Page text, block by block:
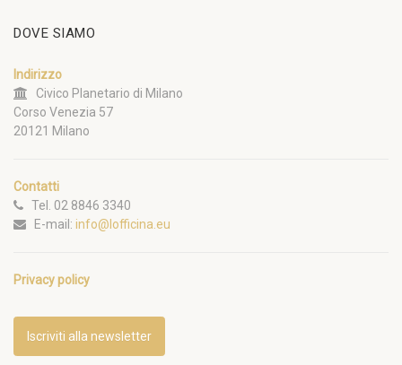
DOVE SIAMO
Indirizzo
Civico Planetario di Milano
Corso Venezia 57
20121 Milano
Contatti
Tel. 02 8846 3340
E-mail: info@lofficina.eu
Privacy policy
Iscriviti alla newsletter